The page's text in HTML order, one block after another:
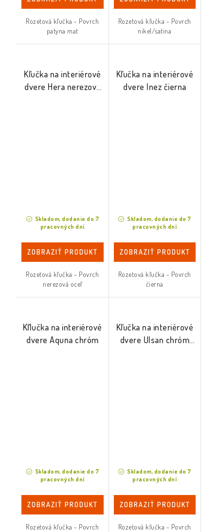
Rozetová kľučka - Povrch
patyna mat
Rozetová kľučka - Povrch
nikel/satina
Kľučka na interiérové
dvere Hera nerezová
Skladom, dodanie do 7
pracovných dní
ZOBRAZIŤ PRODUKT
Rozetová kľučka - Povrch
nerezová oceľ
Kľučka na interiérové
dvere Inez čierna
Skladom, dodanie do 7
pracovných dní
ZOBRAZIŤ PRODUKT
Rozetová kľučka - Povrch
čierna
Kľlučka na interiérové
dvere Aquna chróm
Skladom, dodanie do 7
pracovných dní
ZOBRAZIŤ PRODUKT
Rozetová kľučka - Povrch
Kľučka na interiérové
dvere Ulsan chróm
Skladom, dodanie do 7
pracovných dní
ZOBRAZIŤ PRODUKT
Rozetová kľučka - Povrch